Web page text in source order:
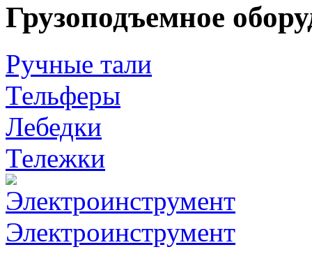
Грузоподъемное
Ручные тали
Тельферы
Лебедки
Тележки
Электроинструмент